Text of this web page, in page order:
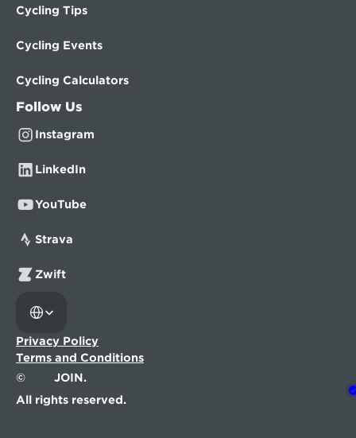
Cycling Tips
Cycling Events
Cycling Calculators
Follow Us
Instagram
LinkedIn
YouTube
Strava
Zwift
©
JOIN.
All rights reserved.
Privacy Policy
Terms and Conditions